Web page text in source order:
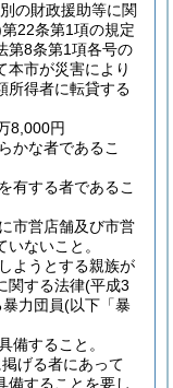
の財政援助等に関
第22条第1項の規定
第8条第1項各号の
本市が災害により
所得者に転貸する
8,000円
かな者であるこ
有する者であるこ
市営店舗及び市営
ないこと。
ようとする親族が
関する法律(平成3
力団員(以下「暴
備すること。
掲げる者にあって
備することを要し